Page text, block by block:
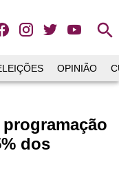
search
OPINIÃO
dos